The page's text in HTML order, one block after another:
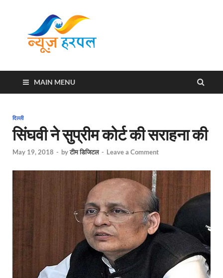
MAIN MENU
दिल्ली
सिंघवी ने सुप्रीम कोर्ट की सराहना की
May 19, 2018 - byटीम डिजिटल - Leave a Comment